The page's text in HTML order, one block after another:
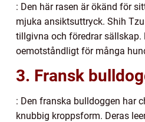
: Den här rasen är ökänd för
mjuka ansiktsuttryck. Shih
tillgivna och föredrar sällskap.
oemotståndligt för många
3. Fransk
: Den franska bulldoggen har
knubbig kroppsform. Deras